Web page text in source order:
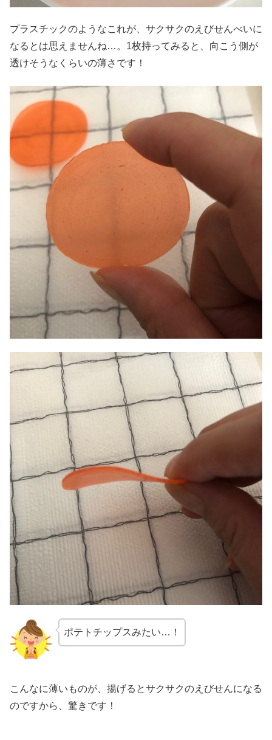
プラスチックのようなこれが、サクサクのえびせんべいに
なるとは思えませんね…。1枚持ってみると、向こう側が
透けそうなくらいの薄さです！
ポテトチップスみたい…！
こんなに薄いものが、揚げるとサクサクのえびせんになる
のですから、驚きです！